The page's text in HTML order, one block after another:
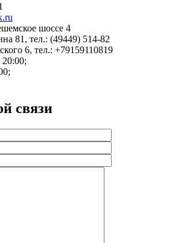
шоссе 4
81, тел.: (49449) 514-82
6, тел.: +79159110819
связи